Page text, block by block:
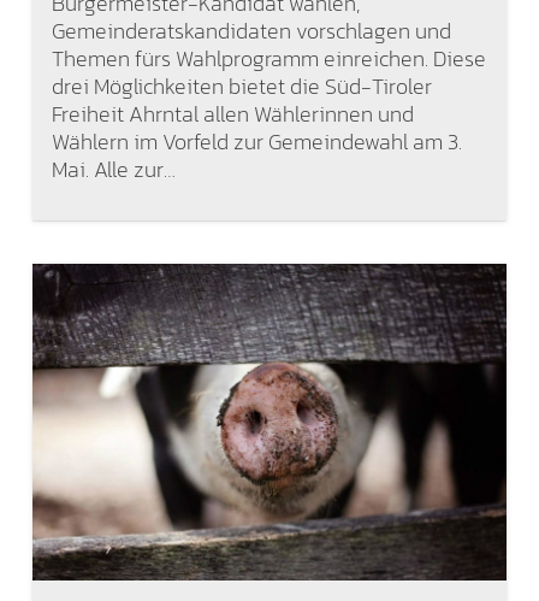
Gemeinderatskandidaten vorschlagen und
Themen fürs Wahlprogramm einreichen. Diese
drei Möglichkeiten bietet die Süd-Tiroler
Freiheit Ahrntal allen Wählerinnen und
Wählern im Vorfeld zur Gemeindewahl am 3.
Mai. Alle zur…